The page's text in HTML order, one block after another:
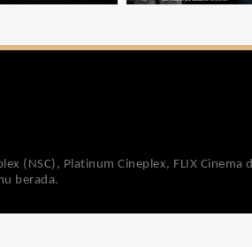
(NSC), Platinum Cineplex, FLIX Cinema
berada.